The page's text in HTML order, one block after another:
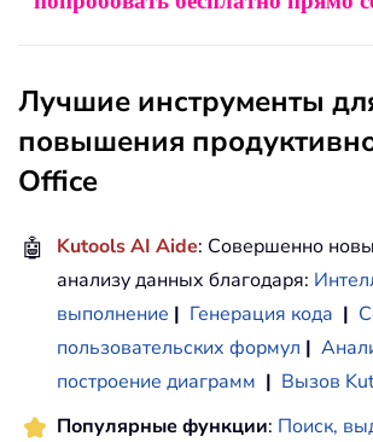
Лучшие инструменты
повышения
Office
🤖 Kutools AI Aide: Совершенно
анализу данных благодаря:
выполнение | Генерация кода |
пользовательских формул |
построение диаграмм | Вызов
Популярные функции: Поиск,